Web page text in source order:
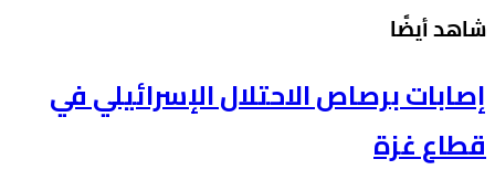
‫شاهد أيضًا‬
إصابات برصاص الاحتلال الإسرائيلي في
قطاع غزة